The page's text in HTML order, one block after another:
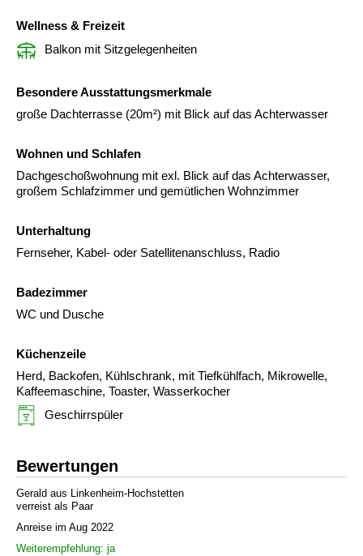
Wellness & Freizeit
Balkon mit Sitzgelegenheiten
Besondere Ausstattungsmerkmale
große Dachterrasse (20m²) mit Blick auf das Achterwasser
Wohnen und Schlafen
Dachgeschoßwohnung mit exl. Blick auf das Achterwasser,
großem Schlafzimmer und gemütlichen Wohnzimmer
Unterhaltung
Fernseher, Kabel- oder Satellitenanschluss, Radio
Badezimmer
WC und Dusche
Küchenzeile
Herd, Backofen, Kühlschrank, mit Tiefkühlfach, Mikrowelle,
Kaffeemaschine, Toaster, Wasserkocher
Geschirrspüler
Bewertungen
Gerald aus Linkenheim-Hochstetten
verreist als Paar
Anreise im Aug 2022
Weiterempfehlung: ja